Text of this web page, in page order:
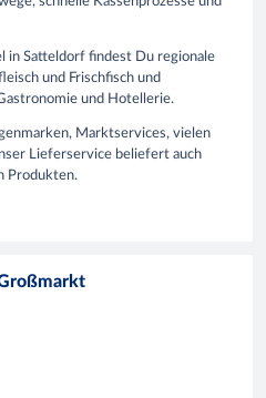
in Satteldorf findest Du regionale
und Frischfisch und
und Hotellerie.
Marktservices, vielen
Lieferservice beliefert auch
Produkten.